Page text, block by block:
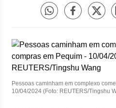
Pessoas caminham em complexo
10/04/2024 (Foto: REUTERS/Tingshu